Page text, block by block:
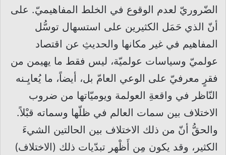
الضّروريّ لعدم الوقوع في الخلط المفاهيميّ. على
أنّ الذي حَمَل الكثيرين على استسهال توسُّل
المفاهيم في غير مكانها والحديثِ عن اقتصاد
عولميّ وسياسات عولميّة، ليس فقط ما يهيمن من
فقرٍ معرفيّ على الوعي العامّ بل، أيضاً، ما يُعايِـنه
النّاظر في واقعةِ العولمة ويوميّاتها من ضروب
الاختلاف بين سمات العالم في ظلّها وسماته قبْلاً.
والحقُّ أنّ من ذلك الاختلاف بين الحالتين الشيءَ
الكثير، وقد يكون مِن أَظْهر تبدّيات ذلك (الاختلاف)